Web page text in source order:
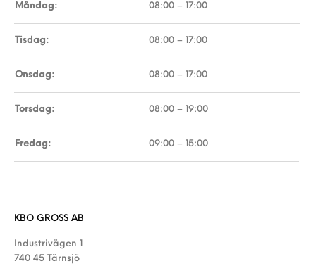
Måndag: 08:00 – 17:00
Tisdag: 08:00 – 17:00
Onsdag: 08:00 – 17:00
Torsdag: 08:00 – 19:00
Fredag: 09:00 – 15:00
KBO GROSS AB
Industrivägen 1
740 45 Tärnsjö